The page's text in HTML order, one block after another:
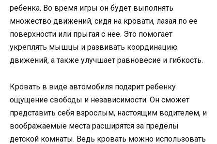
ребенка. Во время игры он будет выполнять
множество движений, сидя на кровати, лазая по ее
поверхности или прыгая с нее. Это помогает
укреплять мышцы и развивать координацию
движений, а также улучшает равновесие и гибкость.
Кровать в виде автомобиля подарит ребенку
ощущение свободы и независимости. Он сможет
представить себя взрослым, настоящим водителем, и
воображаемые места расширятся за пределы
детской комнаты. Ведь кровать можно использовать